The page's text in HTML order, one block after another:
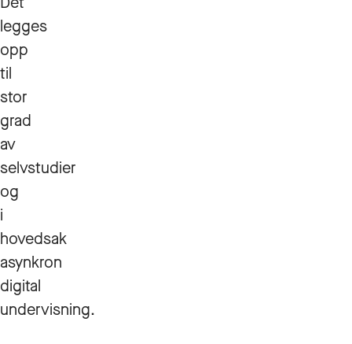
legges
opp
til
stor
grad
av
selvstudier
og
i
hovedsak
asynkron
digital
undervisning.